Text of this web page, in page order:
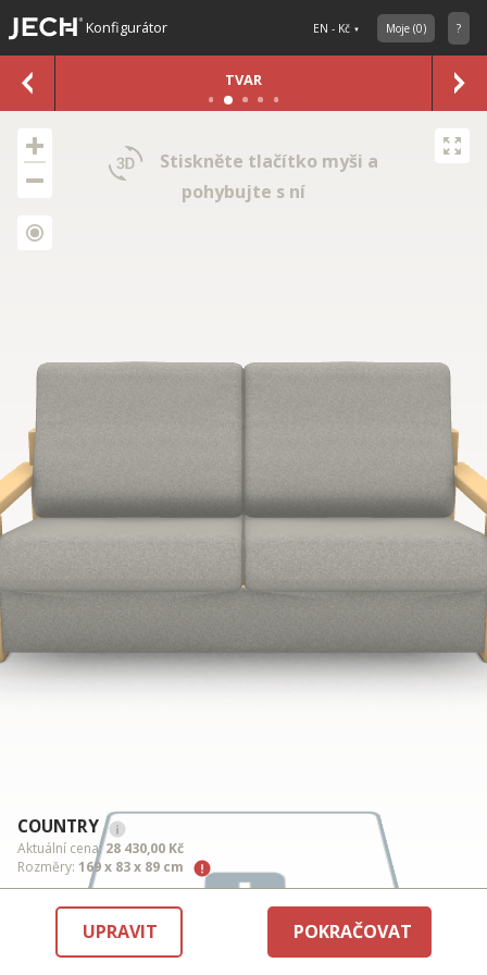
Konfigurátor EN - Kč Moje (0) ?
TVAR
COUNTRY
Aktuální cena:28 430,00 Kč
Rozměry: 169 x 83 x 89 cm
Stiskněte tlačítko myši a
pohybujte s ní
UPRAVIT POKRAČOVAT